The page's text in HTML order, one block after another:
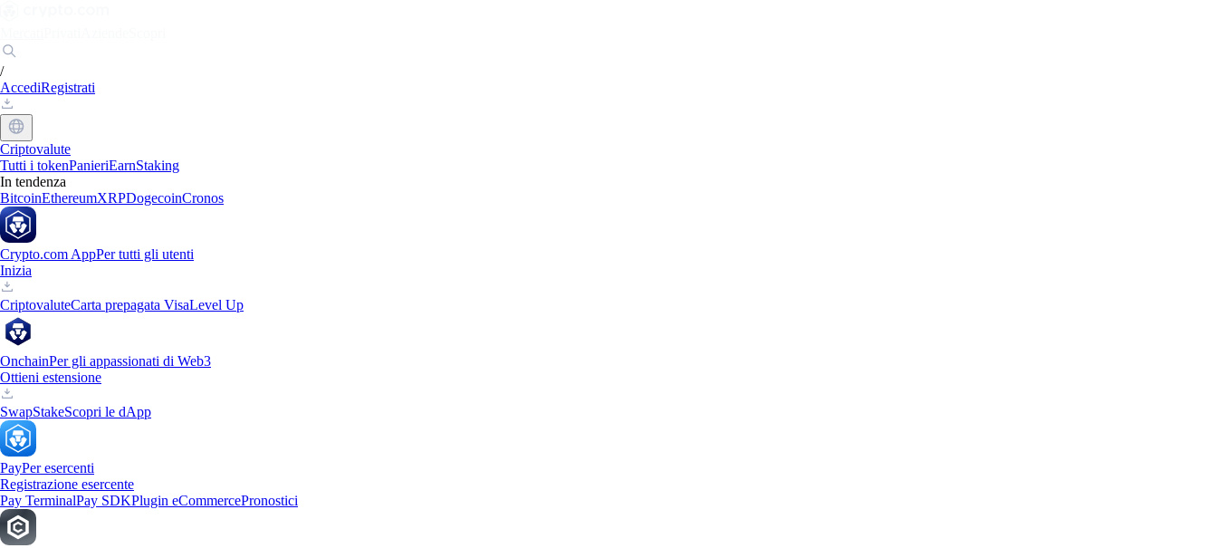
/
AccediRegistrati
Criptovalute
Tutti i tokenPanieriEarnStaking
In tendenza
BitcoinEthereumXRPDogecoinCronos
Crypto.com AppPer tutti gli utenti
Inizia
CriptovaluteCarta prepagata VisaLevel Up
OnchainPer gli appassionati di Web3
Ottieni estensione
SwapStakeScopri le dApp
PayPer esercenti
Registrazione esercente
Pay TerminalPay SDKPlugin eCommercePronostici